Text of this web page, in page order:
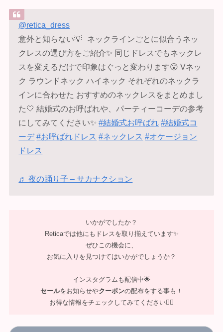
@retica_dress
意外と知らない💡 ネックラインごとに似合うネッ
クレスの選び方をご紹介✨ 同じドレスでもネックレ
スを変えるだけで印象はぐっと変わります😮 Vネッ
ク ラウンドネック ハイネック それぞれのネックラ
インに合わせた おすすめのネックレスをまとめまし
た🤍 結婚式のお呼ばれや、パーティーコーデの参考
にしてみてください✨#結婚式お呼ばれ #結婚式コ
ーデ #お呼ばれドレス #ネックレス #オケージョン
ドレス
♬ 夜の踊り子 – サカナクション
いかがでしたか？
Reticaでは他にもドレスを取り揃えています✨
ぜひこの機会に、
お気に入りを見つけてはいかがでしょうか？
インスタグラムも配信中🌟
セールをお知らせやクーポンの配布をする事も！
お得な情報をチェックしてみてください💁‍♀️